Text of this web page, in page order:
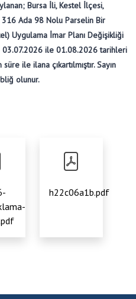
Bursa İli, Kestel İlçesi,
Ada 98 Nolu Parselin Bir
Uygulama İmar Planı Değişikliği
ile 01.08.2026 tarihleri
ile ilana çıkartılmıştır. Sayın
olunur.
h22c06a1b.pdf